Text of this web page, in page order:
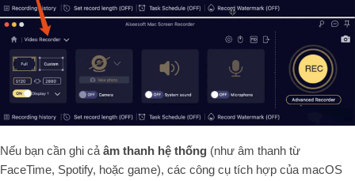
Nếu bạn cần ghi cả âm thanh hệ thống (như âm thanh từ
FaceTime, Spotify, hoặc game), các công cụ tích hợp của macOS